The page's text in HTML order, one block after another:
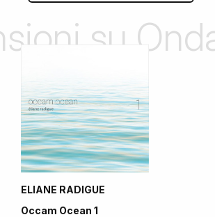
su
ELIANE RADIGUE
Occam Ocean 1